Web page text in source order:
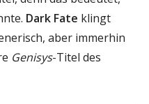
Dark Fate klingt
aber immerhin
Genisys-Titel des